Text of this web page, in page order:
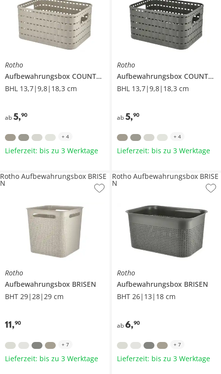
Rotho
Aufbewahrungsbox COUNTRY
BHL 13,7|9,8|18,3 cm
ab5,90
+ 4
Lieferzeit: bis zu 3 Werktage
Rotho
Aufbewahrungsbox COUNTRY
BHL 13,7|9,8|18,3 cm
ab 5,90
+ 4
Lieferzeit: bis zu 3 Werktage
Rotho
Aufbewahrungsbox BRISEN
BHT 29|28|29 cm
11,90
Rotho Aufbewahrungsbox BRISE
N
+ 7
Lieferzeit: bis zu 3 Werktage
Rotho
Aufbewahrungsbox BRISEN
BHT 26|13|18 cm
ab 6,90
Rotho Aufbewahrungsbox BRISE
N
+ 7
Lieferzeit: bis zu 3 Werktage